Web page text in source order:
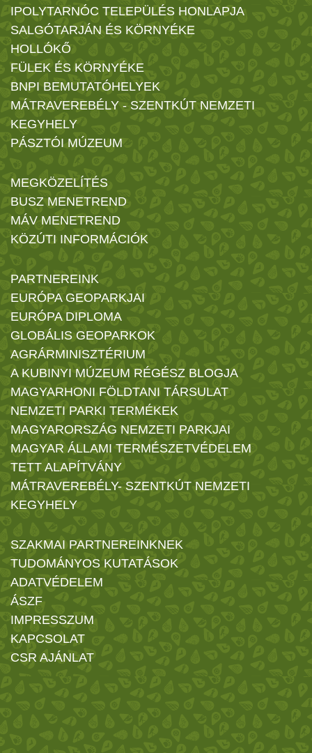
IPOLYTARNÓC TELEPÜLÉS HONLAPJA
SALGÓTARJÁN ÉS KÖRNYÉKE
HOLLÓKŐ
FÜLEK ÉS KÖRNYÉKE
BNPI BEMUTATÓHELYEK
MÁTRAVEREBÉLY - SZENTKÚT NEMZETI
KEGYHELY
PÁSZTÓI MÚZEUM
MEGKÖZELÍTÉS
BUSZ MENETREND
MÁV MENETREND
KÖZÚTI INFORMÁCIÓK
PARTNEREINK
EURÓPA GEOPARKJAI
EURÓPA DIPLOMA
GLOBÁLIS GEOPARKOK
AGRÁRMINISZTÉRIUM
A KUBINYI MÚZEUM RÉGÉSZ BLOGJA
MAGYARHONI FÖLDTANI TÁRSULAT
NEMZETI PARKI TERMÉKEK
MAGYARORSZÁG NEMZETI PARKJAI
MAGYAR ÁLLAMI TERMÉSZETVÉDELEM
TETT ALAPÍTVÁNY
MÁTRAVEREBÉLY- SZENTKÚT NEMZETI
KEGYHELY
SZAKMAI PARTNEREINKNEK
TUDOMÁNYOS KUTATÁSOK
ADATVÉDELEM
ÁSZF
IMPRESSZUM
KAPCSOLAT
CSR AJÁNLAT